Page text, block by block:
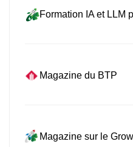
Formation IA et LLM
Magazine du BTP
Magazine sur le